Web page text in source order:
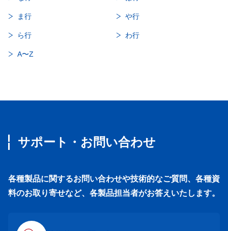
ま行 や行
ら行 わ行
A〜Z
サポート・お問い合わせ
各種製品に関するお問い合わせや技術的なご質問、各種資
料のお取り寄せなど、各製品担当者がお答えいたします。